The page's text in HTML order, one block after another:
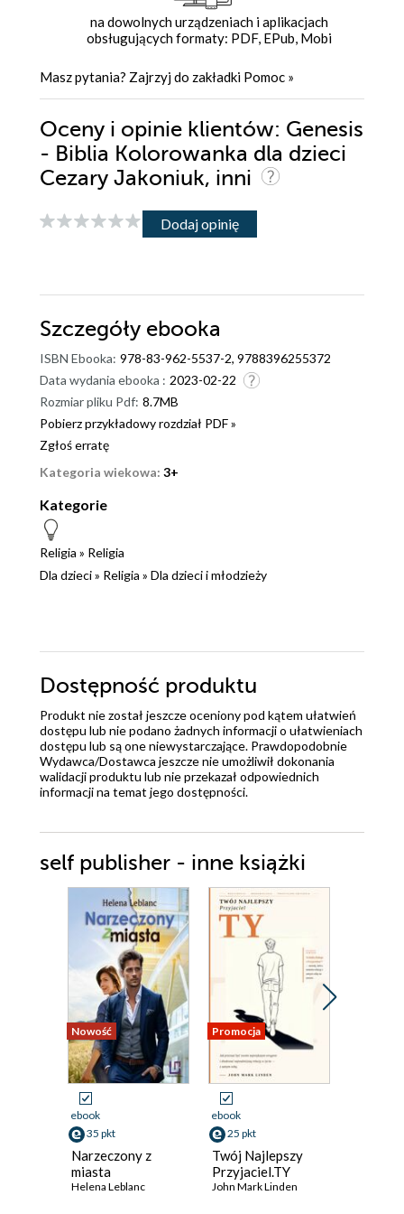
na dowolnych urządzeniach i aplikacjach
obsługujących formaty: PDF, EPub, Mobi
Masz pytania? Zajrzyj do zakładki Pomoc »
Oceny i opinie klientów: Genesis
- Biblia Kolorowanka dla dzieci
Cezary Jakoniuk, inni
Dodaj opinię
Szczegóły ebooka
ISBN Ebooka: 978-83-962-5537-2, 9788396255372
Data wydania ebooka : 2023-02-22
Rozmiar pliku Pdf: 8.7MB
Pobierz przykładowy rozdział PDF »
Zgłoś erratę
Kategoria wiekowa: 3+
Kategorie
Religia » Religia
Dla dzieci» Religia » Dla dzieci i młodzieży
Dostępność produktu
Produkt nie został jeszcze oceniony pod kątem ułatwień
dostępu lub nie podano żadnych informacji o ułatwieniach
dostępu lub są one niewystarczające. Prawdopodobnie
Wydawca/Dostawca jeszcze nie umożliwił dokonania
walidacji produktu lub nie przekazał odpowiednich
informacji na temat jego dostępności.
self publisher - inne książki
Nowość
ebook
35 pkt
Narzeczony z
miasta
Helena Leblanc
Promocja
ebook
25 pkt
Twój Najlepszy
Przyjaciel.TY
John Mark Linden